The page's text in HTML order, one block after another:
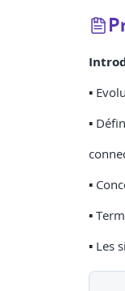
▪
▪
▪
▪
▪ Les
▪